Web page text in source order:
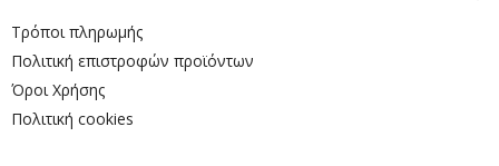
Τρόποι πληρωμής
Πολιτική επιστροφών προϊόντων
Όροι Χρήσης
Πολιτική cookies